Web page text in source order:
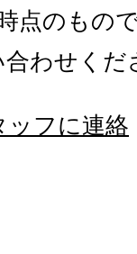
点のもの
わせくだ
ッフに連絡